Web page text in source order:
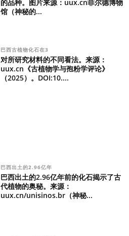
的品种。图片来源：uux.cn菲尔德博物
馆（神秘的...
巴西古植物化石在3
对所研究材料的不同看法。来源：
uux.cn《古植物学与孢粉学评论》
（2025）。DOI:10....
巴西出土的2.96亿年
巴西出土的2.96亿年前的化石揭示了古
代植物的奥秘。来源：
uux.cn/unisinos.br（神秘...